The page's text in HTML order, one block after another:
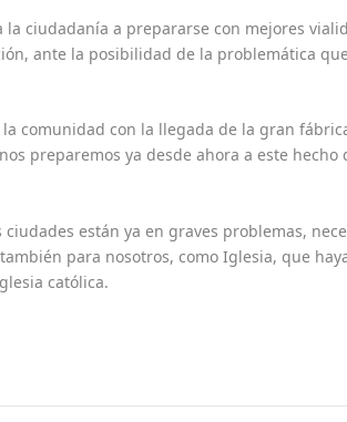
ciudadanía a prepararse con mejores
ante la posibilidad de la problemática
comunidad con la llegada de la gran
preparemos ya desde ahora a este
están ya en graves problemas,
para nosotros, como Iglesia, que
católica.